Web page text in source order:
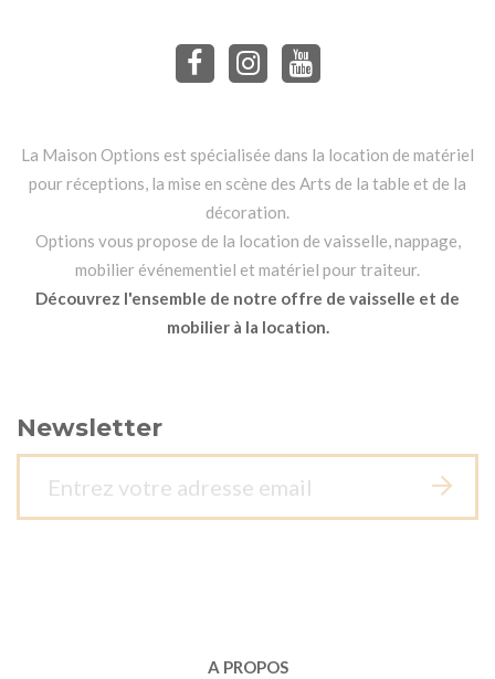
La Maison Options est spécialisée dans la location de matériel
pour réceptions, la mise en scène des Arts de la table et de la
décoration.
Options vous propose de la location de vaisselle, nappage,
mobilier événementiel et matériel pour traiteur.
Découvrez l'ensemble de notre offre de vaisselle et de
mobilier à la location.
Newsletter
A PROPOS